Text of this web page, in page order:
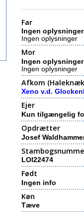
Far
Ingen oplysninger
Ingen oplysninger
Mor
Ingen oplysninger
Ingen oplysninger
Afkom
Xeno v.d.
Ejer
Kun tilgængelig
Opdrætter
Josef
LOI22474
Født
Ingen info
Køn
Tæve